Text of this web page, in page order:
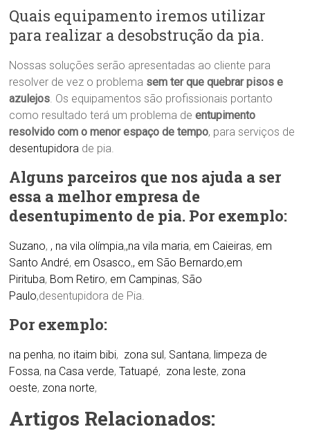
Quais equipamento iremos utilizar
para realizar a desobstrução da pia.
Nossas soluções serão apresentadas ao cliente para
resolver de vez o problema sem ter que quebrar pisos e
azulejos . Os equipamentos são profissionais portanto
como resultado terá um problema deentupimento
resolvido com o menor espaço de tempo, para serviços de
desentupidora de pia.
Alguns parceiros que nos ajuda a ser
essa a melhor empresa de
desentupimento de pia. Por exemplo:
Suzano, , na vila olímpia,,na vila maria, em Caieiras, em
Santo André, em Osasco,, em São Bernardo,em
Pirituba, Bom Retiro, em Campinas, São
Paulo,desentupidora de Pia.
Por exemplo:
na penha, no itaim bibi, zona sul, Santana, limpeza de
Fossa, na Casa verde,Tatuapé, zona leste, zona
oeste, zona norte,
Artigos Relacionados: